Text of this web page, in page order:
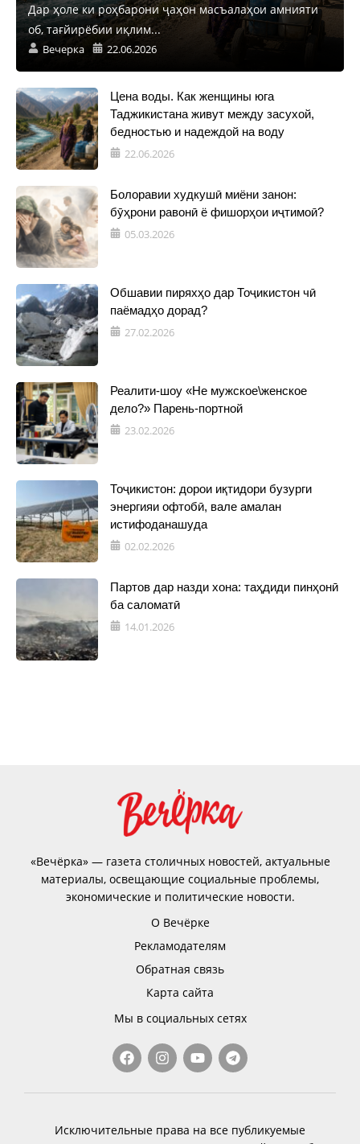
Дар ҳоле ки роҳбарони ҷаҳон масъалаҳои амнияти
об, тағйирёбии иқлим...
Вечерка 22.06.2026
Цена воды. Как женщины юга
Таджикистана живут между засухой,
бедностью и надеждой на воду
22.06.2026
Болоравии худкушӣ миёни занон:
бӯҳрони равонӣ ё фишорҳои иҷтимоӣ?
05.03.2026
Обшавии пиряхҳо дар Тоҷикистон чӣ
паёмадҳо дорад?
27.02.2026
Реалити-шоу «Не мужское\женское
дело?» Парень-портной
23.02.2026
Тоҷикистон: дорои иқтидори бузурги
энергияи офтобӣ, вале амалан
истифоданашуда
02.02.2026
Партов дар назди хона: таҳдиди пинҳонӣ
ба саломатӣ
14.01.2026
«Вечёрка» — газета столичных новостей, актуальные
материалы, освещающие социальные проблемы,
экономические и политические новости.
О Вечёрке
Рекламодателям
Обратная связь
Карта сайта
Мы в социальных сетях
Исключительные права на все публикуемые